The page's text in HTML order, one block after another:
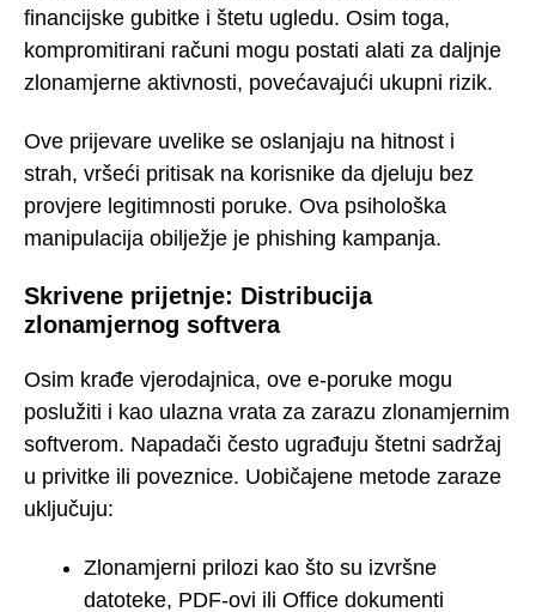
financijske gubitke i štetu ugledu. Osim toga,
kompromitirani računi mogu postati alati za daljnje
zlonamjerne aktivnosti, povećavajući ukupni rizik.
Ove prijevare uvelike se oslanjaju na hitnost i
strah, vršeći pritisak na korisnike da djeluju bez
provjere legitimnosti poruke. Ova psihološka
manipulacija obilježje je phishing kampanja.
Skrivene prijetnje: Distribucija
zlonamjernog softvera
Osim krađe vjerodajnica, ove e-poruke mogu
poslužiti i kao ulazna vrata za zarazu zlonamjernim
softverom. Napadači često ugrađuju štetni sadržaj
u privitke ili poveznice. Uobičajene metode zaraze
uključuju:
Zlonamjerni prilozi kao što su izvršne
datoteke, PDF-ovi ili Office dokumenti